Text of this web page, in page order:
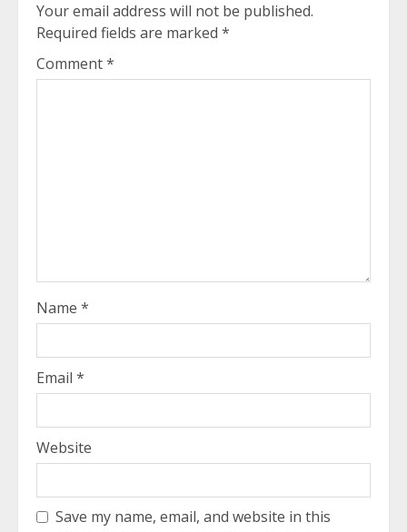
Your email address will not be published.
Required fields are marked *
Comment*
Name *
Email *
Website
Save my name, email, and website in this